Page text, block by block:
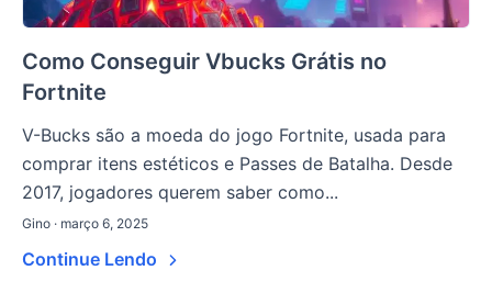
Como Conseguir Vbucks Grátis no
Fortnite
V-Bucks são a moeda do jogo Fortnite, usada para
comprar itens estéticos e Passes de Batalha. Desde
2017, jogadores querem saber como...
Gino · março 6, 2025
Continue Lendo